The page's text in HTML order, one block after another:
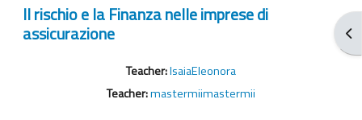
打
Il rischio e la Finanza nelle imprese di
assicurazione
Teacher:IsaiaEleonora
Teacher:mastermiimastermii